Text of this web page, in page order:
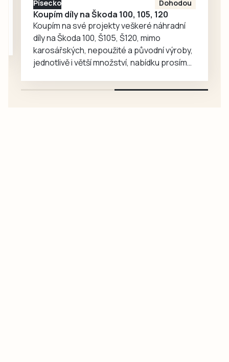
Písecko Dohodou
Koupím díly na Škoda 100, 105, 120
Koupím na své projekty veškeré náhradní
díly na Škoda 100, Š105, Š120, mimo
karosářských, nepoužité a původní výroby,
jednotlivě i větší množství, nabídku prosím